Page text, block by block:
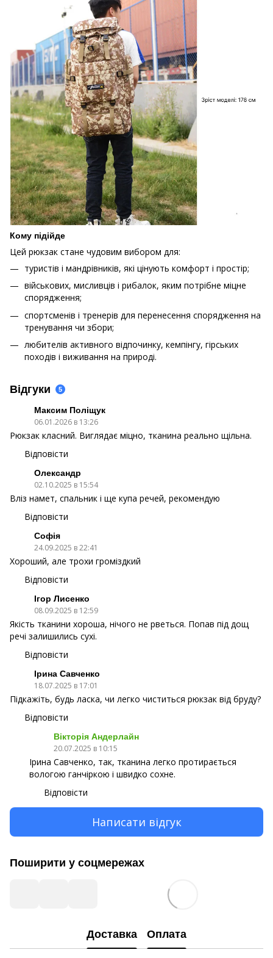
Кому підійде
Цей рюкзак стане чудовим вибором для:
туристів і мандрівників, які цінують комфорт і простір;
військових, мисливців і рибалок, яким потрібне міцне
спорядження;
спортсменів і тренерів для перенесення спорядження на
тренування чи збори;
любителів активного відпочинку, кемпінгу, гірських
походів і виживання на природі.
Відгуки 5
Максим Поліщук
06.01.2026 в 13:26
Рюкзак класний. Виглядає міцно, тканина реально щільна.
Відповісти
Олександр
02.10.2025 в 15:54
Вліз намет, спальник і ще купа речей, рекомендую
Відповісти
Софія
24.09.2025 в 22:41
Хороший, але трохи громіздкий
Відповісти
Ігор Лисенко
08.09.2025 в 12:59
Якість тканини хороша, нічого не рветься. Попав під дощ
речі залишились сухі.
Відповісти
Ірина Савченко
18.07.2025 в 17:01
Підкажіть, будь ласка, чи легко чиститься рюкзак від бруду?
Відповісти
Вікторія Андерлайн
20.07.2025 в 10:15
Ірина Савченко, так, тканина легко протирається
вологою ганчіркою і швидко сохне.
Відповісти
Написати відгук
Поширити у соцмережах
Доставка Оплата